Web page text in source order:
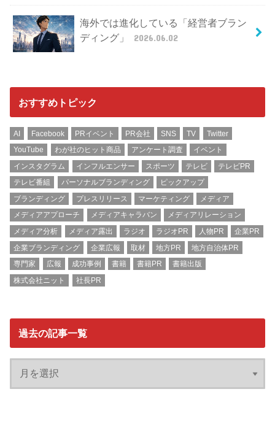
海外では進化している「経営者ブラン
ディング」
2026.06.02
おすすめトピック
AI Facebook PRイベント PR会社 SNS TV
Twitter
YouTube
わが社のヒット商品 アンケート調査
イベント
インスタグラム
インフルエンサー スポーツ テレビ
テレビPR
テレビ番組
パーソナルブランディング
ピックアップ
ブランディング
プレスリリース マーケティング
メディア
メディアアプローチ
メディアキャラバン
メディアリレーション
メディア分析
メディア露出 ラジオ ラジオPR 人物PR
企業PR
企業ブランディング
企業広報 取材 地方PR
地方自治体PR
専門家
広報 成功事例 書籍 書籍PR
書籍出版
株式会社ニット
社長PR
過去の記事一覧